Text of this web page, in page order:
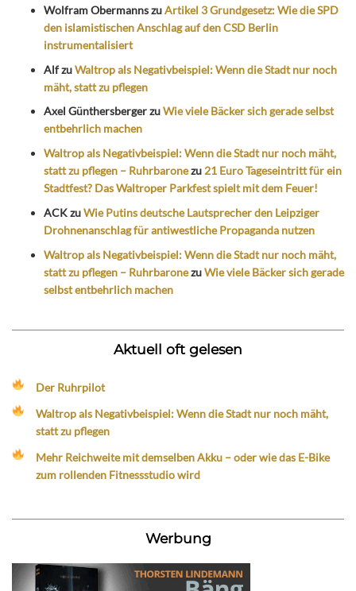
Wolfram ObermannszuArtikel 3 Grundgesetz: Wie die SPD
den islamistischen Anschlag auf den CSD Berlin
instrumentalisiert
AlfzuWaltrop als Negativbeispiel: Wenn die Stadt nur noch
mäht, statt zu pflegen
Axel GünthersbergerzuWie viele Bäcker sich gerade selbst
entbehrlich machen
Waltrop als Negativbeispiel: Wenn die Stadt nur noch mäht,
statt zu pflegen – Ruhrbaronezu 21 Euro Tageseintritt für ein
Stadtfest? Das Waltroper Parkfest spielt mit dem Feuer!
ACKzuWie Putins deutsche Lautsprecher den Leipziger
Drohnenanschlag für antiwestliche Propaganda nutzen
Waltrop als Negativbeispiel: Wenn die Stadt nur noch mäht,
statt zu pflegen – RuhrbaronezuWie viele Bäcker sich gerade
selbst entbehrlich machen
Aktuell oft gelesen
Der Ruhrpilot
Waltrop als Negativbeispiel: Wenn die Stadt nur noch mäht,
statt zu pflegen
Mehr Reichweite mit demselben Akku – oder wie das E-Bike
zum rollenden Fitnessstudio wird
Werbung